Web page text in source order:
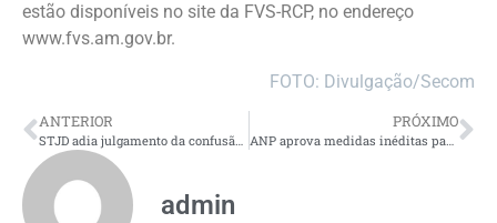
estão disponíveis no site da FVS-RCP, no endereço
www.fvs.am.gov.br.
FOTO: Divulgação/Secom
ANTERIOR
STJD adia julgamento da confusão entre Sport e Vasco em final de partida na Série B
PRÓXIMO
ANP aprova medidas inéditas para evitar desabastecimento de combustíveis no Brasil
admin